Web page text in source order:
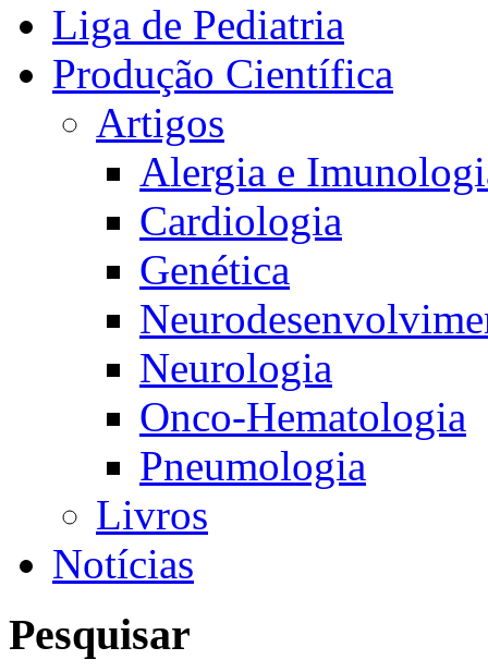
Liga de Pediatria
Produção Científica
Artigos
Alergia e
Cardiologia
Genética
Neurologia
Onco-Hematologia
Pneumologia
Livros
Notícias
Pesquisar